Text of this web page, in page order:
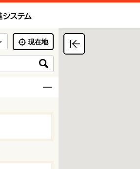
現在地